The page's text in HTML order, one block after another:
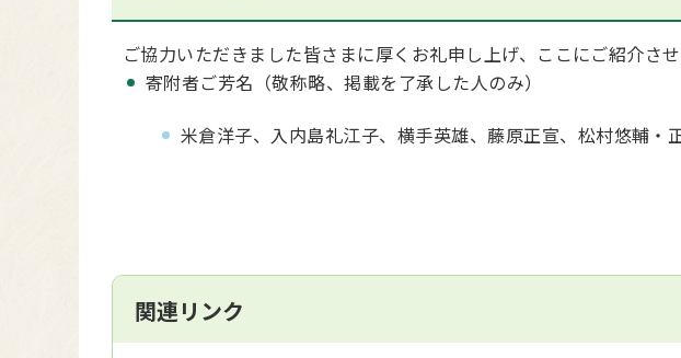
ご協力いただきました皆さまに厚くお礼申し上げ、ここにご紹介させ
寄附者ご芳名（敬称略、掲載を了承した人のみ）
米倉洋子、入内島礼江子、横手英雄、藤原正宣、松村悠輔・
関連リンク